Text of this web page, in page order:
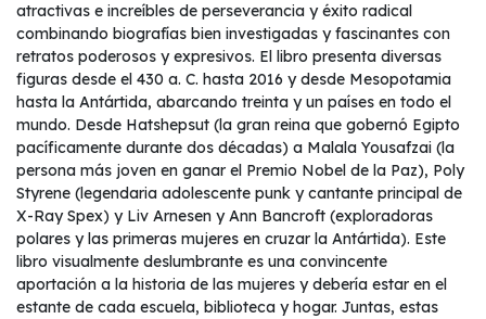
atractivas e increíbles de perseverancia y éxito radical
combinando biografías bien investigadas y fascinantes con
retratos poderosos y expresivos. El libro presenta diversas
figuras desde el 430 a. C. hasta 2016 y desde Mesopotamia
hasta la Antártida, abarcando treinta y un países en todo el
mundo. Desde Hatshepsut (la gran reina que gobernó Egipto
pacíficamente durante dos décadas) a Malala Yousafzai (la
persona más joven en ganar el Premio Nobel de la Paz), Poly
Styrene (legendaria adolescente punk y cantante principal de
X-Ray Spex) y Liv Arnesen y Ann Bancroft (exploradoras
polares y las primeras mujeres en cruzar la Antártida). Este
libro visualmente deslumbrante es una convincente
aportación a la historia de las mujeres y debería estar en el
estante de cada escuela, biblioteca y hogar. Juntas, estas